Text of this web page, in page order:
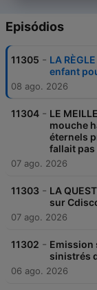
Episódios
11305 - LA
enfant
08 ago. 2026
11304 - LE
mouche
éternels
fallait pas
07 ago. 2026
11303 - LA
sur
07 ago. 2026
11302 - Emission
sinistrés
06 ago. 2026